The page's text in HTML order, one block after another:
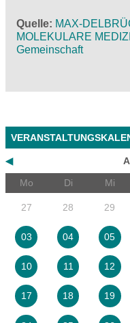
Quelle
MAX-
MOLEKULARE
Gemeinschaft
◀
Mo
Di Mi
27 28 29
03 04 05
10 11 12
17 18 19